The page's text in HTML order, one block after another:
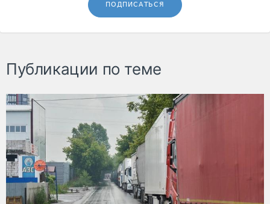
ПОДПИСАТЬСЯ
Публикации по теме